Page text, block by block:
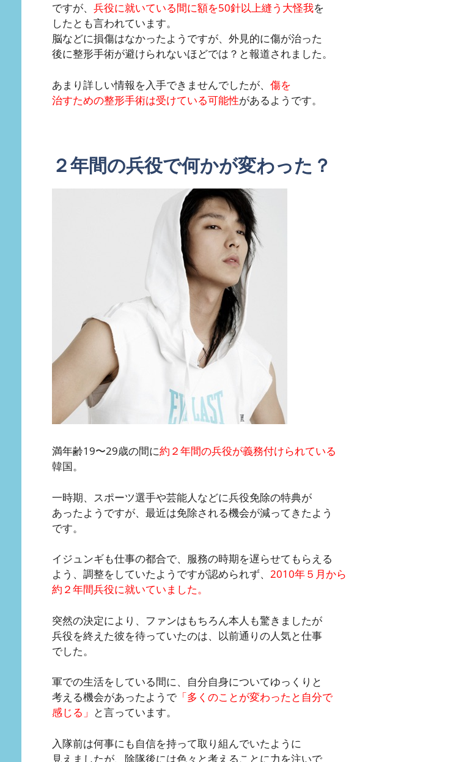
ですが、 兵役に就いている間に額を50針以上縫う大怪我を
したとも言われています。
脳などに損傷はなかったようですが、外見的に傷が治った
後に整形手術が避けられないほどでは？と報道されました。
あまり詳しい情報を入手できませんでしたが、 傷を
治すための整形手術は受けている可能性があるようです。
２年間の兵役で何かが変わった？
満年齢19〜29歳の間に約２年間の兵役が義務付けられている
韓国。
一時期、スポーツ選手や芸能人などに兵役免除の特典が
あったようですが、最近は免除される機会が減ってきたよう
です。
イジュンギも仕事の都合で、服務の時期を遅らせてもらえる
よう、調整をしていたようですが認められず、 2010年５月から
約２年間兵役に就いていました。
突然の決定により、ファンはもちろん本人も驚きましたが
兵役を終えた彼を待っていたのは、以前通りの人気と仕事
でした。
軍での生活をしている間に、自分自身についてゆっくりと
考える機会があったようで「多くのことが変わったと自分で
感じる」 と言っています。
入隊前は何事にも自信を持って取り組んでいたように
見えましたが、除隊後には色々と考えることに力を注いで